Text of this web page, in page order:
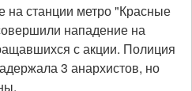
на станции метро "Красные
нападение на
с акции. Полиция
3 анархистов, но